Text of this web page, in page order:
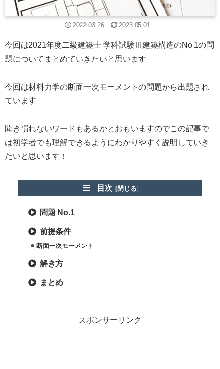
2022.03.26 2023.05.01
今回は2021年度二級建築士 学科試験Ⅲ建築構造のNo.1の問
題についてまとめていきたいと思います
今回は材料力学の断面一次モーメントの問題から出題され
ています
聞き慣れないワードもあるかとおもいますのでこの記事で
は初学者でも理解できるようにわかりやすく説明していき
たいと思います！
目次
問題 No.1
前提条件
断面一次モーメント
解き方
まとめ
スポンサーリンク